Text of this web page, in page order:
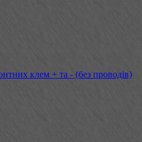
клем + та - (без проводів)